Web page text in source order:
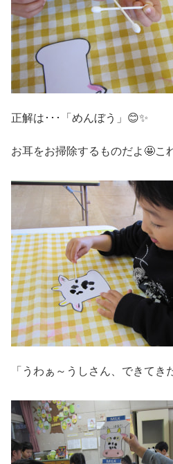
正解は･･･「めんぼう」😊✨
お耳をお掃除するものだよ🤩こ
「うわぁ～うしさん、できてき